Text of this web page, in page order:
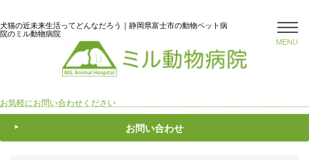
MENU
犬猫の近未来生活ってどんなだろう｜静岡県富士市の動物ペット病
院のミル動物病院
お気軽にお問い合わせください
お問い合わせ